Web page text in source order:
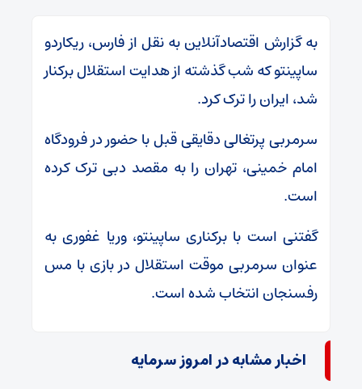
به گزارش اقتصادآنلاین به نقل از فارس، ریکاردو
ساپینتو که شب گذشته از هدایت استقلال برکنار
شد، ایران را ترک کرد.
سرمربی پرتغالی دقایقی قبل با حضور در فرودگاه
امام خمینی، تهران را به مقصد دبی ترک کرده
است.
گفتنی است با برکناری ساپینتو، وریا غفوری به
عنوان سرمربی موقت استقلال در بازی با مس
رفسنجان انتخاب شده است.
اخبار مشابه در امروز سرمایه